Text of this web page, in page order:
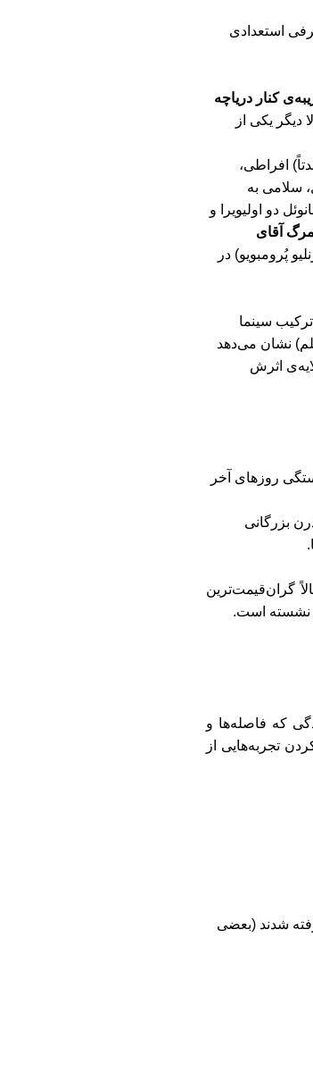
استعدادی
ی کنار دریاچه
دیگر یکی از
افراطی،
سلامی به
دو اولیویرا و
مرگ آقای
پُرومبویو) در
سینما
نشان میدهد
ی اثرش
روزهای آخر
بزرگانی
گرانقیمتترین
نشسته است.
که فاصلهها و
تجربههایی از
شدند (بعضی